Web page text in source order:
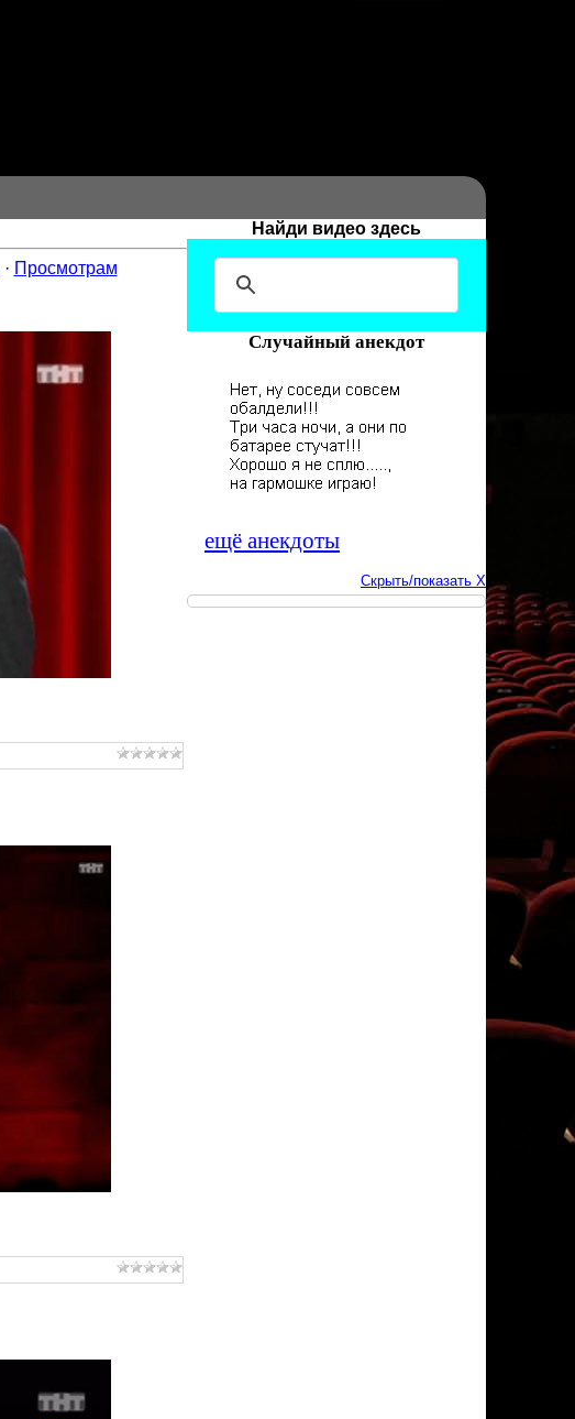
· Просмотрам
Найди видео здесь
Случайный анекдот
ещё анекдоты
Скрыть/показать X